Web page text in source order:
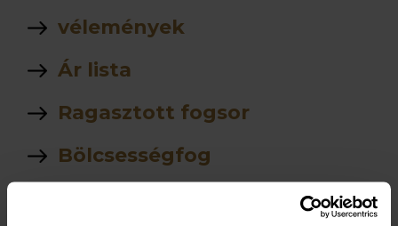
vélemények
Ár lista
Ragasztott fogsor
Bölcsességfog